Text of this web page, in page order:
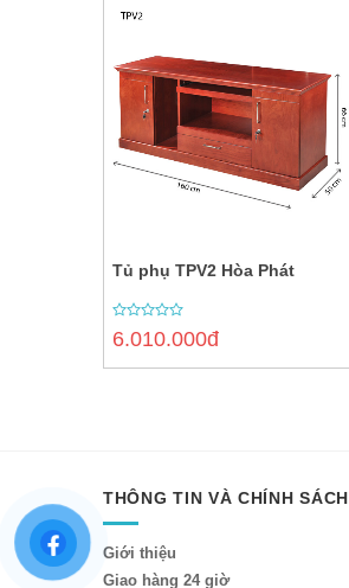
Tủ phụ TPV2 Hòa Phát
0
out
6.010.000đ
THÔNG TIN VÀ CHÍNH SÁCH
Giới thiệu
Giao hàng 24 giờ